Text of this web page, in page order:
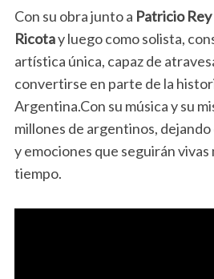
Con su obra junto a Patricio
Ricotay luego como solista,
artística única, capaz de
convertirse en parte de la
Argentina.Con su música y su
millones de argentinos,
y emociones que seguirán vivas
tiempo.